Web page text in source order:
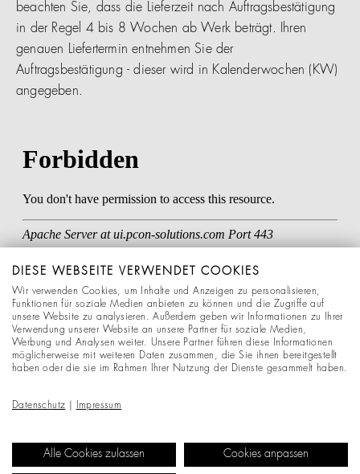
beachten Sie, dass die Lieferzeit nach Auftragsbestätigung
in der Regel 4 bis 8 Wochen ab Werk beträgt. Ihren
genauen Liefertermin entnehmen Sie der
Auftragsbestätigung - dieser wird in Kalenderwochen (KW)
angegeben.
DIESE WEBSEITE VERWENDET COOKIES
Wir verwenden Cookies, um Inhalte und Anzeigen zu personalisieren,
Funktionen für soziale Medien anbieten zu können und die Zugriffe auf
unsere Website zu analysieren. Außerdem geben wir Informationen zu Ihrer
Verwendung unserer Website an unsere Partner für soziale Medien,
Werbung und Analysen weiter. Unsere Partner führen diese Informationen
möglicherweise mit weiteren Daten zusammen, die Sie ihnen bereitgestellt
haben oder die sie im Rahmen Ihrer Nutzung der Dienste gesammelt haben.
Datenschutz Impressum
Alle Cookies zulassen Cookies anpassen